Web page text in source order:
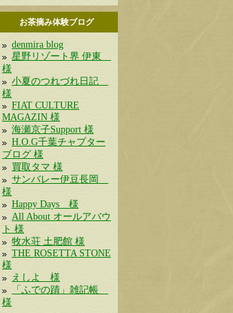
お茶摘み体験ブログ
denmira blog
星野リゾート界 伊東
様
小夏のつれづれ日記
様
FIAT CULTURE
MAGAZIN 様
海瀬京子Support 様
H.O.G千葉チャプター
ブログ 様
買取タマ 様
サンバレー伊豆長岡
様
Happy Days 様
All About オールアバウ
ト 様
牧水荘 土肥館 様
THE ROSETTA STONE
様
えしよ 様
「ふでの蹟」雑記帳
様